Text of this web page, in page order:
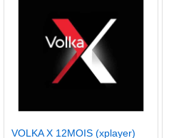
VOLKA X 12MOIS (xplayer)